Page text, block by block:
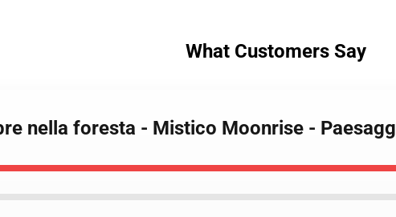
What Customers Say
nella foresta - Mistico Moonrise -